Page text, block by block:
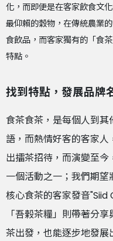
化，而即便是在客家飲食文
最仰賴的穀物，在傳統農業
食飲品，而客家獨有的「食
特點。
找到特點，發展品牌
食茶食茶，是每個人到
語，而熱情好客的客家
出擂茶招待，而演變至
一個活動之一；我們期
核心食茶的客家發音
「吾榖茶糧」則帶著分
茶出發，也能逐步地發